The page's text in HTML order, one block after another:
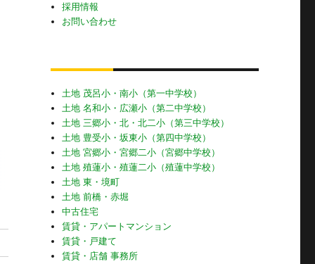
採用情報
お問い合わせ
土地 茂呂小・南小（第一中学校）
土地 名和小・広瀬小（第二中学校）
土地 三郷小・北・北二小（第三中学校）
土地 豊受小・坂東小（第四中学校）
土地 宮郷小・宮郷二小（宮郷中学校）
土地 殖蓮小・殖蓮二小（殖蓮中学校）
土地 東・境町
土地 前橋・赤堀
中古住宅
賃貸・アパートマンション
賃貸・戸建て
賃貸・店舗 事務所